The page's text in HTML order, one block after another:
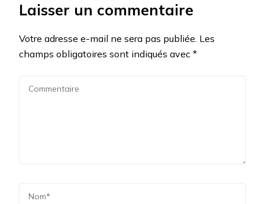
Laisser un commentaire
Votre adresse e-mail ne sera pas publiée. Les
champs obligatoires sont indiqués avec *